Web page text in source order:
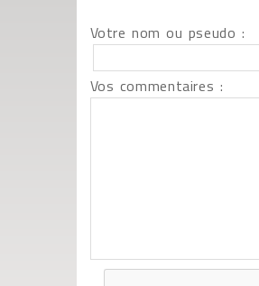
Votre nom ou pseudo :
Vos commentaires :